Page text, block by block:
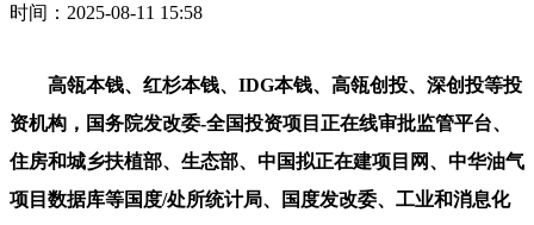
时间：2025-08-11 15:58
高瓴本钱、红杉本钱、IDG本钱、高瓴创投、深创投等投
资机构，国务院发改委-全国投资项目正在线审批监管平台、
住房和城乡扶植部、生态部、中国拟正在建项目网、中华油气
项目数据库等国度/处所统计局、国度发改委、工业和消息化